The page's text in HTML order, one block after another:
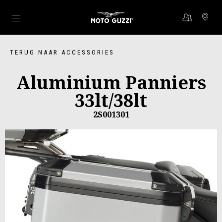
Ga naar de hoofdcontent
TERUG NAAR ACCESSORIES
Aluminium Panniers
33lt/38lt
2S001301